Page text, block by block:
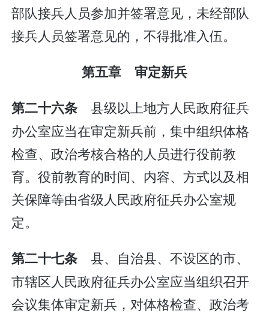
部队接兵人员参加并签署意见，未经部队
接兵人员签署意见的，不得批准入伍。
第五章 审定新兵
第二十六条 县级以上地方人民政府征兵
办公室应当在审定新兵前，集中组织体格
检查、政治考核合格的人员进行役前教
育。役前教育的时间、内容、方式以及相
关保障等由省级人民政府征兵办公室规
定。
第二十七条 县、自治县、不设区的市、
市辖区人民政府征兵办公室应当组织召开
会议集体审定新兵，对体格检查、政治考